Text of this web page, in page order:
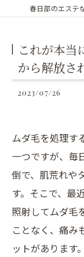
これが本当
から解放さ
2023/07/26
ムダ毛を処理す
一つですが、毎
倒で、肌荒れや
す。そこで、最
照射してムダ毛
ことなく、痛み
ットがあります